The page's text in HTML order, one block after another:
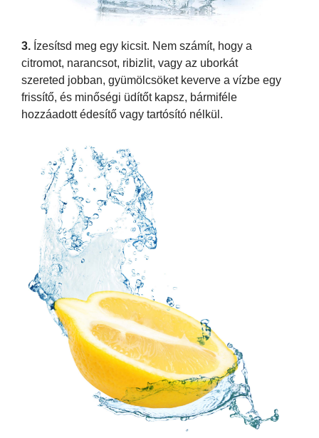
3. Ízesítsd meg egy kicsit. Nem számít, hogy a
citromot, narancsot, ribizlit, vagy az uborkát
szereted jobban, gyümölcsöket keverve a vízbe egy
frissítő, és minőségi üdítőt kapsz, bármiféle
hozzáadott édesítő vagy tartósító nélkül.